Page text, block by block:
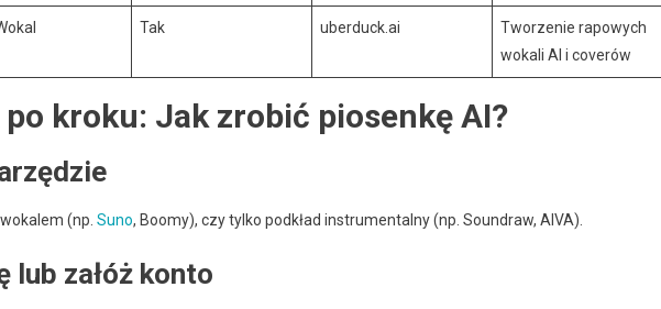
Tak uberduck.ai
Tworzenie rapowych
wokali AI i coverów
kroku: Jak zrobić piosenkę AI?
(np. Suno, Boomy), czy tylko podkład instrumentalny (np. Soundraw, AIVA).
lub załóż konto